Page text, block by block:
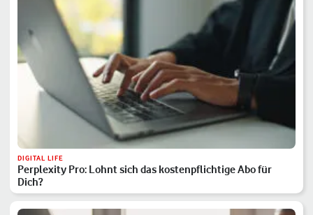
DIGITAL LIFE
Perplexity Pro: Lohnt sich das kostenpflichtige Abo für
Dich?